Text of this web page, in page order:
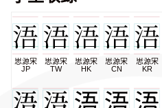
思源宋
JP
思源宋
TW
思源宋
HK
思源宋
CN
思源宋
KR